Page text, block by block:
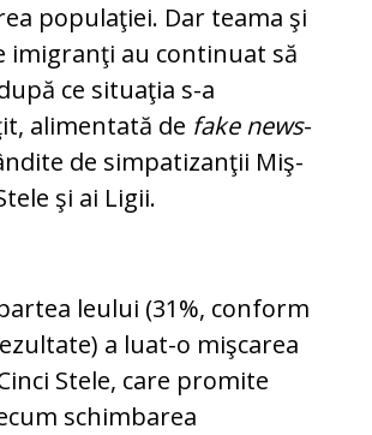
populaţiei. Dar teama şi
imigranţi au continuat să
ce situaţia s-a
alimentată de fake news-
de simpatizanţii Miş­
şi ai Ligii.
leului (31%, conform
a luat-o mişcarea
Stele, care promite
schim­barea